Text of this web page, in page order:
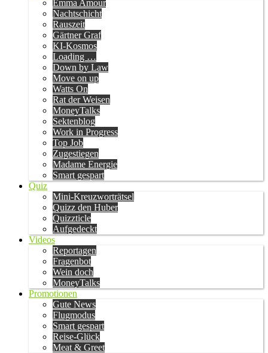
Emma Amour
Nachtschicht
Rauszeit
Gärtner Graf
KI-Kosmos
Loading …
Down by Law
Move on up
Watts On
Rat der Weisen
MoneyTalks
Sektenblog
Work in Progress
Top Job
Zugestiegen
Madame Energie
Smart gespart
Quiz
Mini-Kreuzworträtsel
Quizz den Huber
Quizzticle
Aufgedeckt
Videos
Reportagen
Fragenbot
Wein doch
MoneyTalks
Promotionen
Gute News
Flugmodus
Smart gespart
Reise-Glück
Meat & Greet